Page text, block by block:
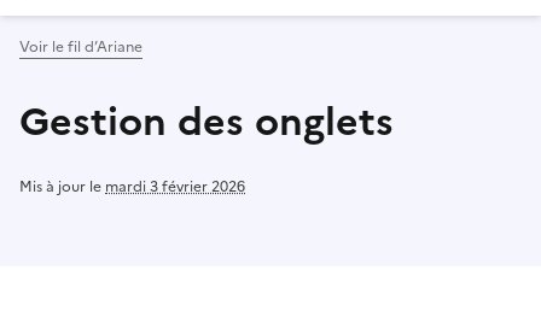
Voir le fil d’Ariane
Gestion des onglets
Mis à jour le mardi 3 février 2026